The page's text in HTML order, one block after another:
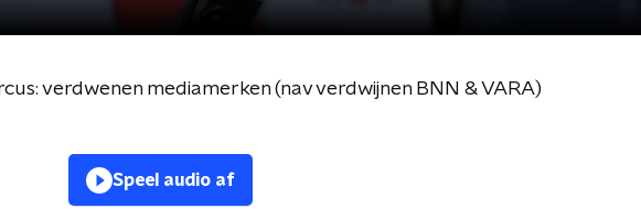
verdwenen mediamerken (nav verdwijnen BNN & VARA)
Speel audio af